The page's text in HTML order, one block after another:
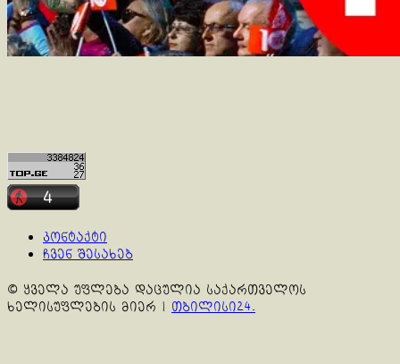
კონტაქტი
ჩვენ შესახებ
© ყველა უფლება დაცულია საქართველოს
ხელისუფლების მიერ | თბილისი24.